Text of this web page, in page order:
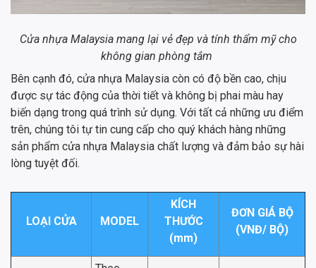
Cửa nhựa Malaysia mang lại vẻ đẹp và tính thẩm mỹ cho
không gian phòng tắm
Bên cạnh đó, cửa nhựa Malaysia còn có độ bền cao, chịu
được sự tác động của thời tiết và không bị phai màu hay
biến dạng trong quá trình sử dụng. Với tất cả những ưu điểm
trên, chúng tôi tự tin cung cấp cho quý khách hàng những
sản phẩm cửa nhựa Malaysia chất lượng và đảm bảo sự hài
lòng tuyệt đối.
LOẠI CỬA MODEL
KÍCH
THƯỚC
(mm)
ĐƠN GIÁ BỘ
(VNĐ/ BỘ)